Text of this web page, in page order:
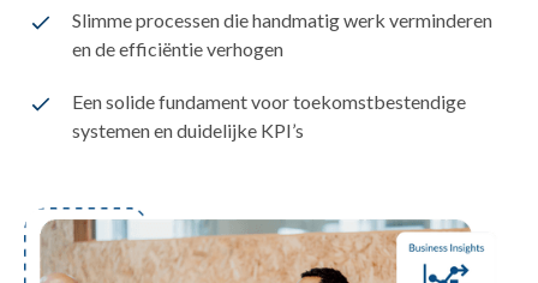
Slimme processen die handmatig werk verminderen
en de efficiëntie verhogen
Een solide fundament voor toekomstbestendige
systemen en duidelijke KPI’s